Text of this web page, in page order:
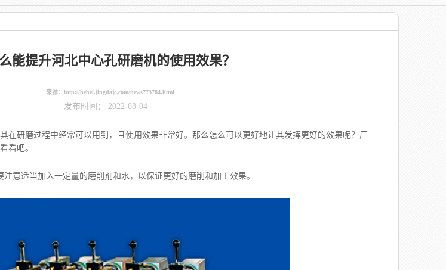
能提升河北中心孔研磨机的使用效果？
来源： http://hebei.jingdajc.com/news773784.html
发布时间： 2022-03-04
在研磨过程中经常可以用到，且使用效果非常好。那么怎么可以更好地让其发挥更好的效果呢？厂
看吧。
注意适当加入一定量的磨削剂和水，以保证更好的磨削和加工效果。